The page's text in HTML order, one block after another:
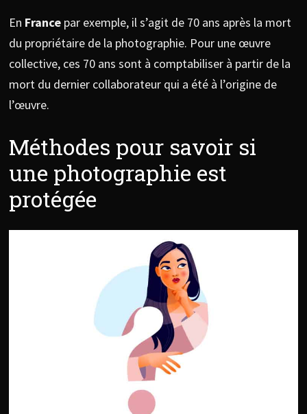
En Francepar exemple, il s’agit de 70 ans après la mort
du propriétaire de la photographie. Pour une œuvre
collective, ces 70 ans sont à comptabiliser à partir de la
mort du dernier collaborateur qui a été à l’origine de
l’œuvre.
Méthodes pour savoir si
une photographie est
protégée